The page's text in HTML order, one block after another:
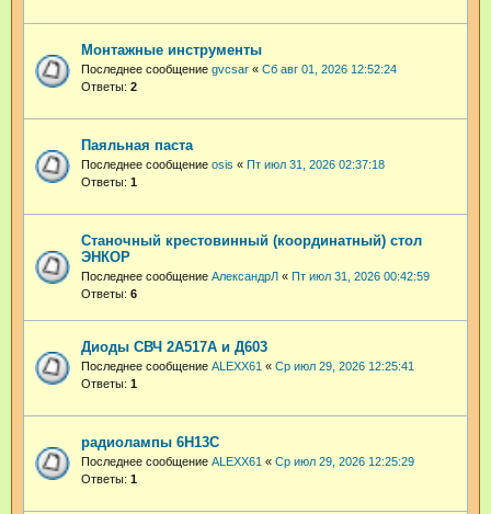
Монтажные инструменты
Последнее сообщение gvcsar « Сб авг 01, 2026 12:52:24
Ответы: 2
Паяльная паста
Последнее сообщение osis « Пт июл 31, 2026 02:37:18
Ответы: 1
Станочный крестовинный (координатный) стол
ЭНКОР
Последнее сообщение АлександрЛ « Пт июл 31, 2026 00:42:59
Ответы: 6
Диоды СВЧ 2А517А и Д603
Последнее сообщение ALEXX61 « Ср июл 29, 2026 12:25:41
Ответы: 1
радиолампы 6Н13С
Последнее сообщение ALEXX61 « Ср июл 29, 2026 12:25:29
Ответы: 1